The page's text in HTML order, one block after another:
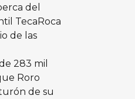
del
TecaRoca
de las
283 mil
Roro
de su